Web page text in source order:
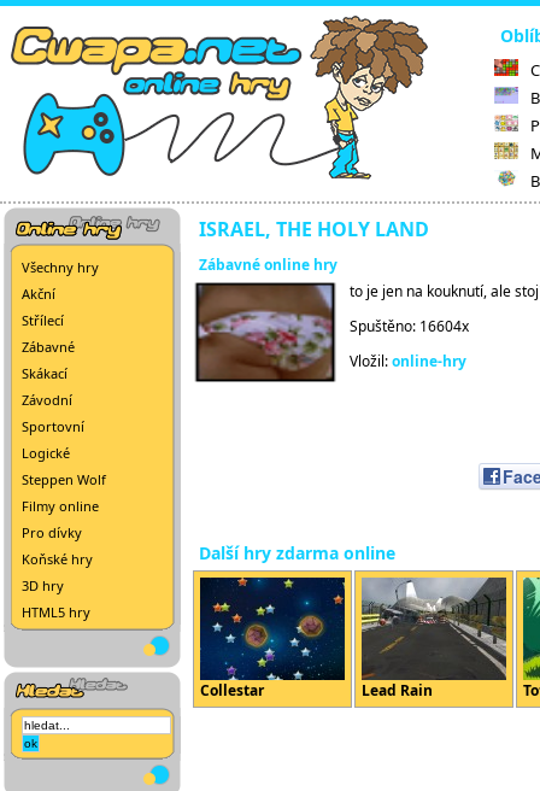
Všechny hry
Akční
Střílecí
Zábavné
Skákací
Závodní
Sportovní
Logické
Steppen Wolf
Filmy online
Pro dívky
Koňské hry
3D hry
HTML5 hry
ISRAEL, THE HOLY LAND
Zábavné online hry
to je jen na kouknutí, ale
Spuštěno: 16604x
Vložil:online-hry
Další hry zdarma online
Collestar Lead Rain